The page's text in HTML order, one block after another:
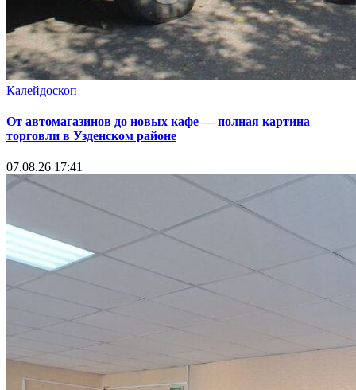
Калейдоскоп
От автомагазинов до новых кафе — полная картина
торговли в Узденском районе
07.08.26 17:41